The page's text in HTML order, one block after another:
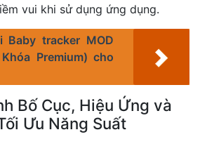
vui khi sử dụng ứng dụng.
Baby tracker MOD
Premium) cho
Bố Cục, Hiệu Ứng và
Ưu Năng Suất